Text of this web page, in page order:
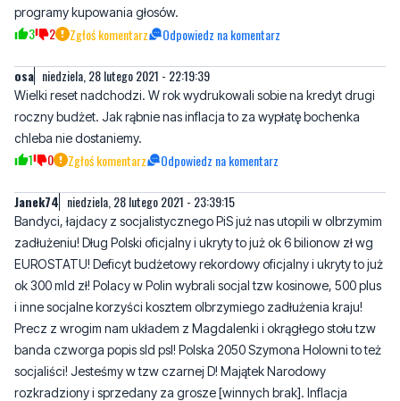
osa niedziela, 28 lutego 2021 - 22:19:39
Wielki reset nadchodzi. W rok wydrukowali sobie na kredyt drugi
chleba nie dostaniemy.
1 0 Zgłoś komentarz Odpowiedz na komentarz
Janek74 niedziela, 28 lutego 2021 - 23:39:15
Bandyci, łajdacy z socjalistycznego PiS już nas utopili w olbrzymim
EUROSTATU! Deficyt budżetowy rekordowy oficjalny i ukryty to już
ok 300 mld zł! Polacy w Polin wybrali socjal tzw kosinowe, 500 plus
i inne socjalne korzyści kosztem olbrzymiego zadłużenia kraju!
Precz z wrogim nam układem z Magdalenki i okrągłego stołu tzw
banda czworga popis sld psl! Polska 2050 Szymona Holowni to też
socjaliści! Jesteśmy w tzw czarnej D! Majątek Narodowy
rozkradziony i sprzedany za grosze [winnych brak]. Inflacja
rzeczywista to już ok 20 %rocznie! Mamy na utrzymaniu ok 3
miliony radnych i urzędników oraz parlament roczny koszt ok 50
mld zł, KONKORDAT to min 10 mld zł! Z sytemu bankowego i pod